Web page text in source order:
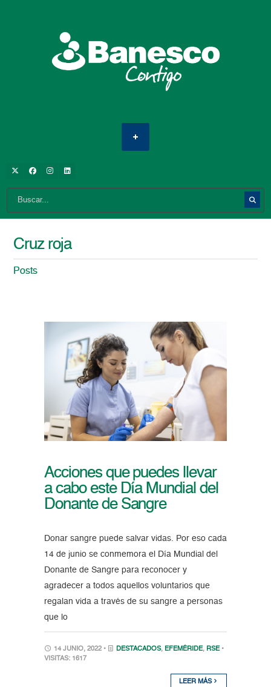
Cruz roja
Posts
Acciones que puedes llevar
a cabo este Día Mundial del
Donante de Sangre
Donar sangre puede salvar vidas. Por eso cada
14 de junio se conmemora el Día Mundial del
Donante de Sangre para reconocer y
agradecer a todos aquellos voluntarios que
regalan vida a través de su sangre a personas
que lo
14 JUNIO, 2022 • DESTACADOS, EFEMÉRIDE, RSE •
VISITAS: 1617
LEER MÁS